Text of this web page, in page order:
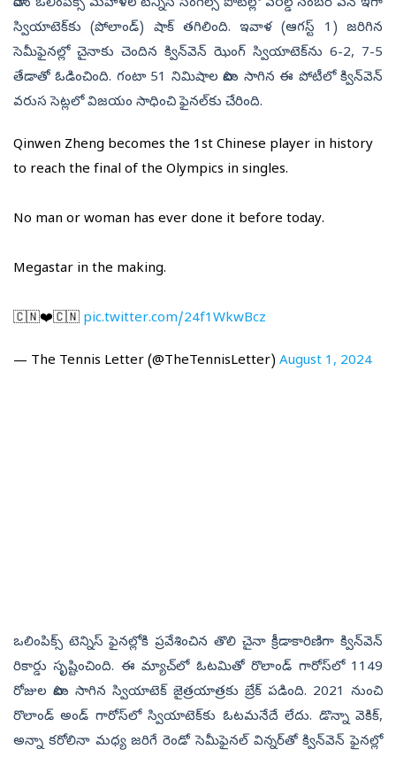
పారిస్‌ ఒలింపిక్స్‌ మహిళల టెన్నిస్‌ సింగిల్స్‌ పోటీల్లో వరల్డ్‌ నంబర్‌ వన్‌ ఇగా
స్వియాటెక్‌కు (పోలాండ్‌) షాక్‌ తగిలింది. ఇవాళ (ఆగస్ట్‌ 1) జరిగిన
సెమీఫైనల్లో చైనాకు చెందిన క్విన్‌వెన్‌ ఝెంగ్‌ స్వియాటెక్‌ను 6-2, 7-5
తేడాతో ఓడించింది. గంటా 51 నిమిషాల పాటు సాగిన ఈ పోటీలో క్విన్‌వెన్‌
వరుస సెట్లలో విజయం సాధించి ఫైనల్‌కు చేరింది.
Qinwen Zheng becomes the 1st Chinese player in history
to reach the final of the Olympics in singles.
No man or woman has ever done it before today.
Megastar in the making.
🇨🇳❤️🇨🇳 pic.twitter.com/24f1WkwBcz
— The Tennis Letter (@TheTennisLetter) August 1, 2024
ఒలింపిక్స్‌ టెన్నిస్‌ ఫైనల్లోకి ప్రవేశించిన తొలి చైనా క్రీడాకారిణిగా క్విన్‌వెన్‌
రికార్డు సృష్టించింది. ఈ మ్యాచ్‌లో ఓటమితో రొలాండ్‌ గారోస్‌లో 1149
రోజుల పాటు సాగిన స్వియాటెక్‌ జైత్రయాత్రకు బ్రేక్‌ పడింది. 2021 నుంచి
రొలాండ్‌ అండ్‌ గారోస్‌లో స్వియాటెక్‌కు ఓటమనేదే లేదు. డొన్నా వెకిక్‌,
అన్నా కరోలినా మధ్య జరిగే రెండో సెమీఫైనల్‌ విన్నర్‌తో క్విన్‌వెన్‌ ఫైనల్లో